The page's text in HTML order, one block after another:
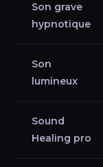
Son grave
hypnotique
Son
lumineux
Sound
Healing pro